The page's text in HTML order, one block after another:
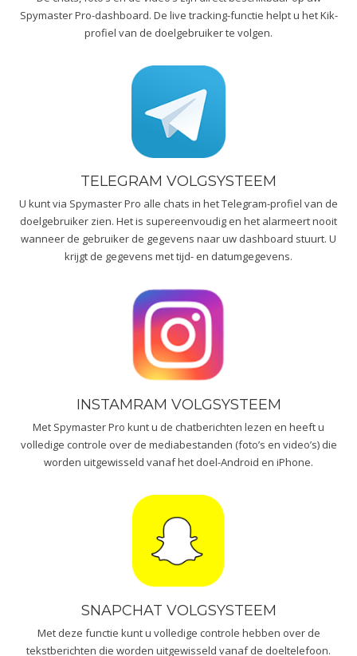
Spymaster Pro-dashboard. De live tracking-functie helpt u het Kik-
profiel van de doelgebruiker te volgen.
TELEGRAM VOLGSYSTEEM
U kunt via Spymaster Pro alle chats in het Telegram-profiel van de
doelgebruiker zien. Het is supereenvoudig en het alarmeert nooit
wanneer de gebruiker de gegevens naar uw dashboard stuurt. U
krijgt de gegevens met tijd- en datumgegevens.
INSTAMRAM VOLGSYSTEEM
Met Spymaster Pro kunt u de chatberichten lezen en heeft u
volledige controle over de mediabestanden (foto’s en video’s) die
worden uitgewisseld vanaf het doel-Android en iPhone.
SNAPCHAT VOLGSYSTEEM
Met deze functie kunt u volledige controle hebben over de
tekstberichten die worden uitgewisseld vanaf de doeltelefoon.